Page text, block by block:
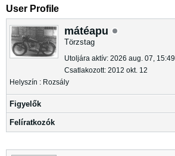
User Profile
mátéapu
Törzstag
Utoljára aktív: 2026 aug. 07, 15:49
Csatlakozott: 2012 okt. 12
Helyszín : Rozsály
Figyelők
Felíratkozók